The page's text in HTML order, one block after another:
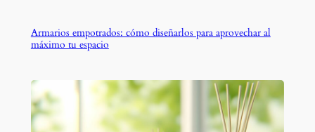
Armarios empotrados: cómo diseñarlos para aprovechar al
máximo tu espacio